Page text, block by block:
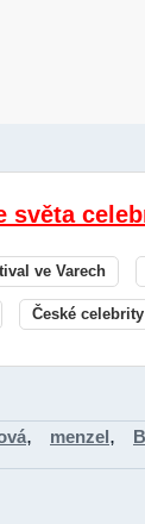
světa
ve Varech
České celebrity
, menzel,